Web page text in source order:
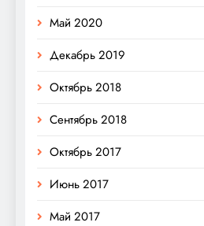
Май 2020
Декабрь 2019
Октябрь 2018
Сентябрь 2018
Октябрь 2017
Июнь 2017
Май 2017